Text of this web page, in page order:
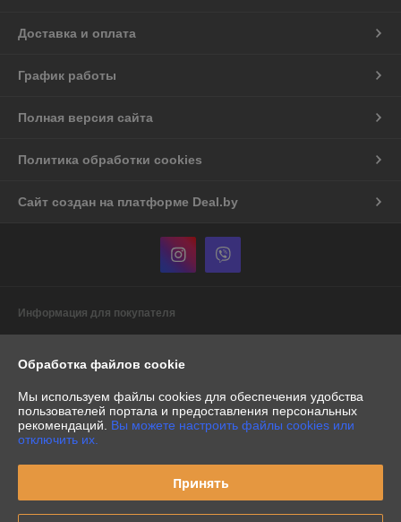
Доставка и оплата
График работы
Полная версия сайта
Политика обработки cookies
Сайт создан на платформе Deal.by
Информация для покупателя
Республика Беларусь, г. Минск, пр-т. Рокоссовского, д.60/1, кв.386
Регистрационный номер ЕГР: 191153088
УНП: 191153088
Дата регистрации компании: 22.04.2009
Обработка файлов cookie
Мы используем файлы cookies для обеспечения удобства
пользователей портала и предоставления персональных
рекомендаций. Вы можете настроить файлы cookies или
отключить их.
Принять